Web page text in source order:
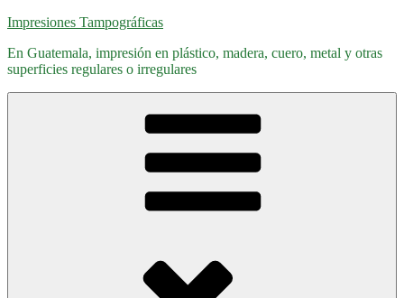
Saltar
contenido
Impresiones Tampográficas
En Guatemala, impresión en plástico, madera, cuero, metal y otras
superficies regulares o irregulares